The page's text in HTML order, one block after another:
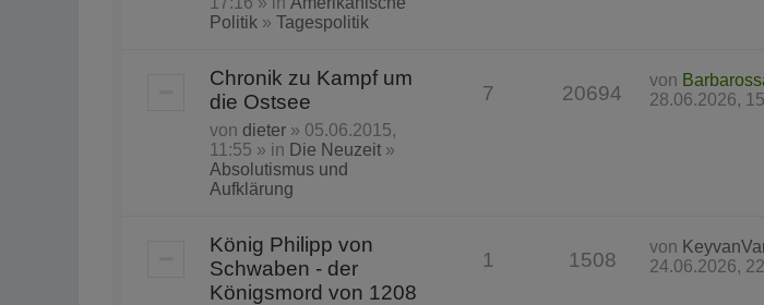
Politik » Tagespolitik
Chronik zu Kampf um
die Ostsee
von dieter » 05.06.2015,
11:55 » in Die Neuzeit »
Absolutismus und
Aufklärung
7 20694
von
28.06.2026,
König Philipp von
Schwaben - der
Königsmord von 1208
1 1508
von
24.06.2026,